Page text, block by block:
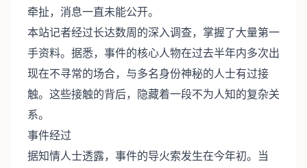
牵扯，消息一直未能公开。
本站记者经过长达数周的深入调查，掌握了大量第一
手资料。据悉，事件的核心人物在过去半年内多次出
现在不寻常的场合，与多名身份神秘的人士有过接
触。这些接触的背后，隐藏着一段不为人知的复杂关
系。
事件经过
据知情人士透露，事件的导火索发生在今年初。当